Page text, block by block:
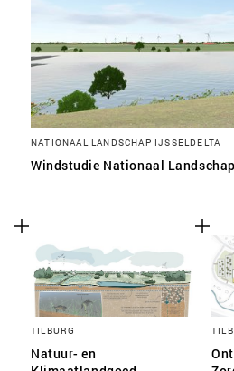
NATIONAAL LANDSCHAP IJSSELDELTA
Windstudie Nationaal
TILBURG
Natuur- en